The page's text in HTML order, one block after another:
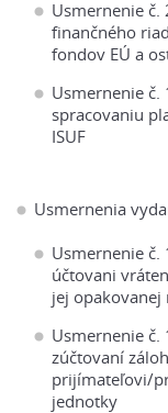
Usmernenie
finančného
fondov EÚ a
Usmernenie
spracovaniu
ISUF
Usmernenia
Usmernenie č.
účtovani
jej opakovanej
Usmernenie č.
zúčtovaní
prijímateľovi/
jednotky